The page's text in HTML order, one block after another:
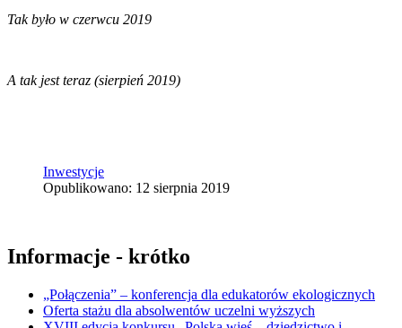
Tak było w czerwcu 2019
A tak jest teraz (sierpień 2019)
Inwestycje
Opublikowano: 12 sierpnia 2019
Informacje - krótko
„Połączenia” – konferencja dla edukatorów ekologicznych
Oferta stażu dla absolwentów uczelni wyższych